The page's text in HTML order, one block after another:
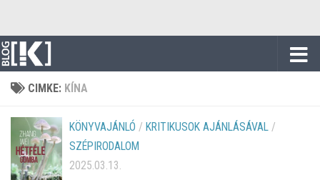
CIMKE: KÍNA
KÖNYVAJÁNLÓ / KRITIKUSOK AJÁNLÁSÁVAL /
SZÉPIRODALOM
2025.03.13.